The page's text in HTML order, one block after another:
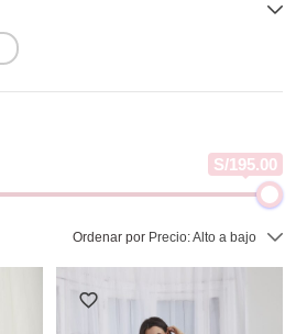
S/195.00
Ordenar por Precio: Alto a bajo